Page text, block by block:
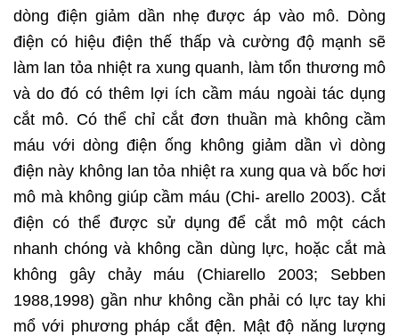
dòng điện giảm dần nhẹ được áp vào mô. Dòng
điện có hiệu điện thế thấp và cường độ mạnh sẽ
làm lan tỏa nhiệt ra xung quanh, làm tổn thương mô
và do đó có thêm lợi ích cầm máu ngoài tác dụng
cắt mô. Có thể chỉ cắt đơn thuần mà không cầm
máu với dòng điện ống không giảm dần vì dòng
điện này không lan tỏa nhiệt ra xung qua và bốc hơi
mô mà không giúp cầm máu (Chi- arello 2003). Cắt
điện có thể được sử dụng để cắt mô một cách
nhanh chóng và không cần dùng lực, hoặc cắt mà
không gây chảy máu (Chiarello 2003; Sebben
1988,1998) gần như không cần phải có lực tay khi
mổ với phương pháp cắt đện. Mật độ năng lượng